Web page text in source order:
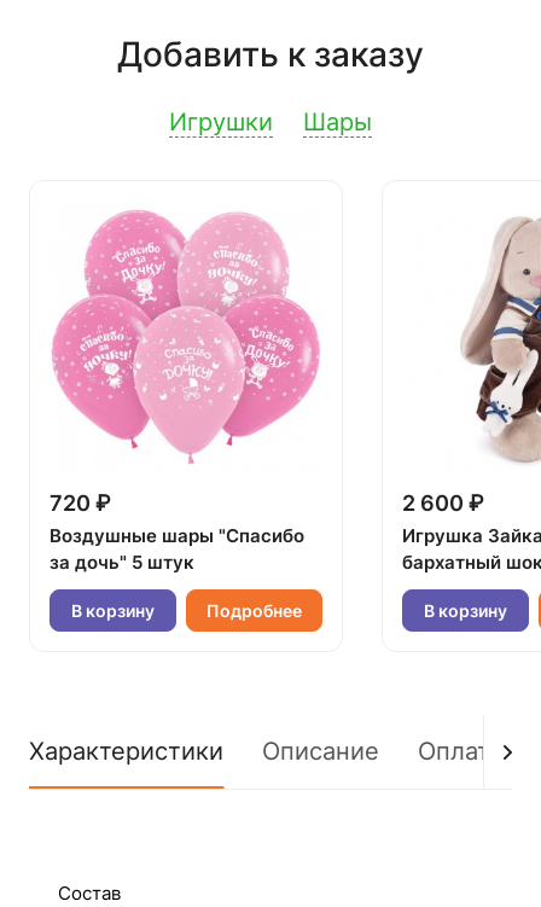
Добавить к заказу
Игрушки Шары
720 ₽
Воздушные шары "Спасибо
за дочь" 5 штук
В корзину Подробнее
2 600 ₽
Игрушка
бархатный
В корзину
Характеристики Описание Оплата
Состав